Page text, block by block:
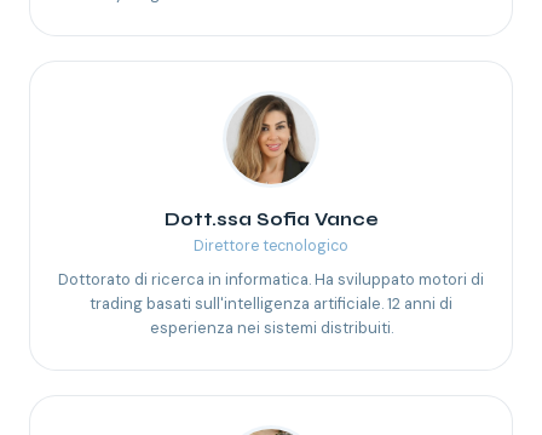
Dott.ssa Sofia Vance
Direttore tecnologico
Dottorato di ricerca in informatica. Ha sviluppato motori di
trading basati sull'intelligenza artificiale. 12 anni di
esperienza nei sistemi distribuiti.